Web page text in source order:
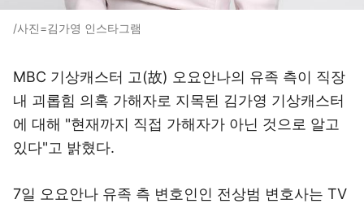
/사진=김가영 인스타그램
MBC 기상캐스터 고(故) 오요안나의 유족 측이 직장
내 괴롭힘 의혹 가해자로 지목된 김가영 기상캐스터
에 대해 "현재까지 직접 가해자가 아닌 것으로 알고
있다"고 밝혔다.
7일 오요안나 유족 측 변호인인 전상범 변호사는 TV